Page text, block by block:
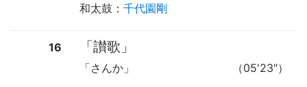
和太鼓 ： 千代園剛
16 「讃歌」
（05'23"）
「さんか」